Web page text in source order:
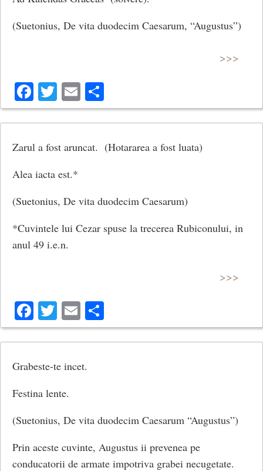
(Suetonius, De vita duodecim Caesarum, “Augustus”)
>>>
Facebook
Twitter
Email
Zarul a fost aruncat. (Hotararea a fost luata)
Alea iacta est.*
(Suetonius, De vita duodecim Caesarum)
*Cuvintele lui Cezar spuse la trecerea Rubiconului, in
anul 49 i.e.n.
>>>
Facebook
Twitter
Email
Grabeste-te incet.
Festina lente.
(Suetonius, De vita duodecim Caesarum “Augustus”)
Prin aceste cuvinte, Augustus ii prevenea pe
conducatorii de armate impotriva grabei necugetate.